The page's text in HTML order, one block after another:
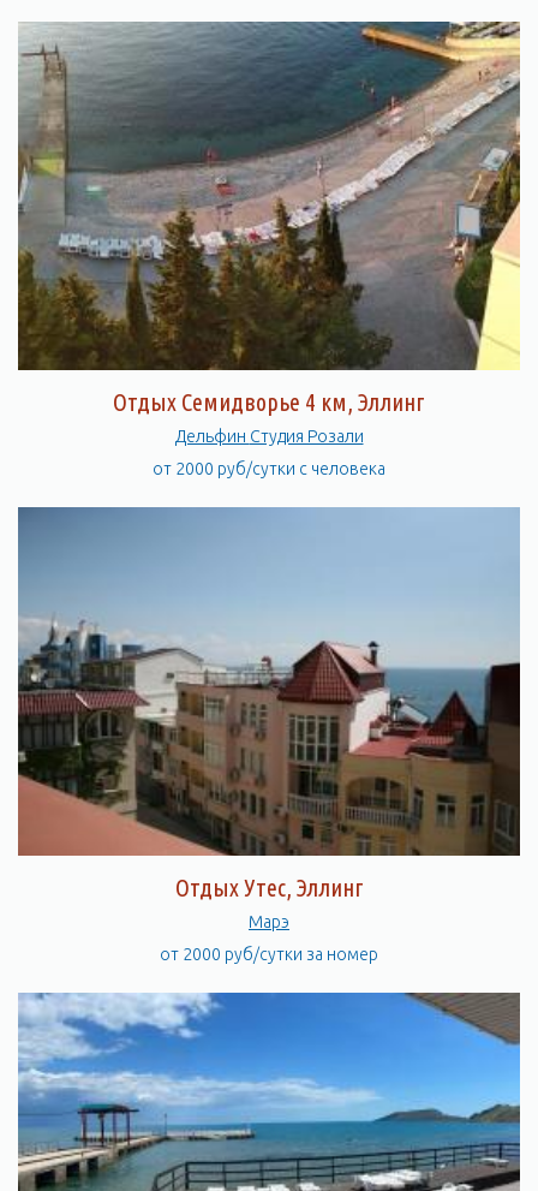
Отдых Семидворье 4 км, Эллинг
Дельфин Студия Розали
от 2000 руб/сутки с человека
Отдых Утес, Эллинг
Марэ
от 2000 руб/сутки за номер